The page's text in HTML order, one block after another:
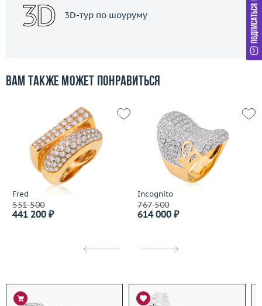
3D-тур по шоуруму
Вам также может понравиться
Fred
551 500
441 200 ₽
Incognito
767 500
614 000 ₽